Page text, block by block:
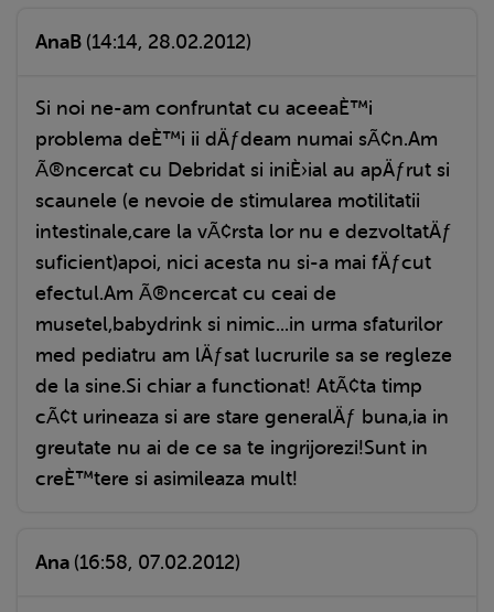
AnaB (14:14, 28.02.2012)
Si noi ne-am confruntat cu aceeaÈ™i
problema deÈ™i ii dÄƒdeam numai sÃ¢n.Am
Ã®ncercat cu Debridat si iniÈ›ial au apÄƒrut si
scaunele (e nevoie de stimularea motilitatii
intestinale,care la vÃ¢rsta lor nu e dezvoltatÄƒ
suficient)apoi, nici acesta nu si-a mai fÄƒcut
efectul.Am Ã®ncercat cu ceai de
musetel,babydrink si nimic...in urma sfaturilor
med pediatru am lÄƒsat lucrurile sa se regleze
de la sine.Si chiar a functionat! AtÃ¢ta timp
cÃ¢t urineaza si are stare generalÄƒ buna,ia in
greutate nu ai de ce sa te ingrijorezi!Sunt in
creÈ™tere si asimileaza mult!
Ana (16:58, 07.02.2012)